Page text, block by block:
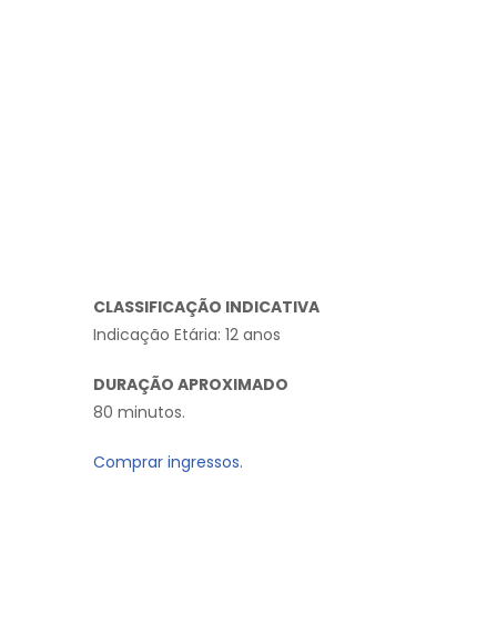
CLASSIFICAÇÃO INDICATIVA
Indicação Etária: 12 anos
DURAÇÃO APROXIMADO
80 minutos.
Comprar ingressos.